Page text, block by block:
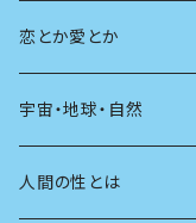
教育
友達
学校
恋とか愛とか
宇宙・地球・自然
動物
人間の性とは